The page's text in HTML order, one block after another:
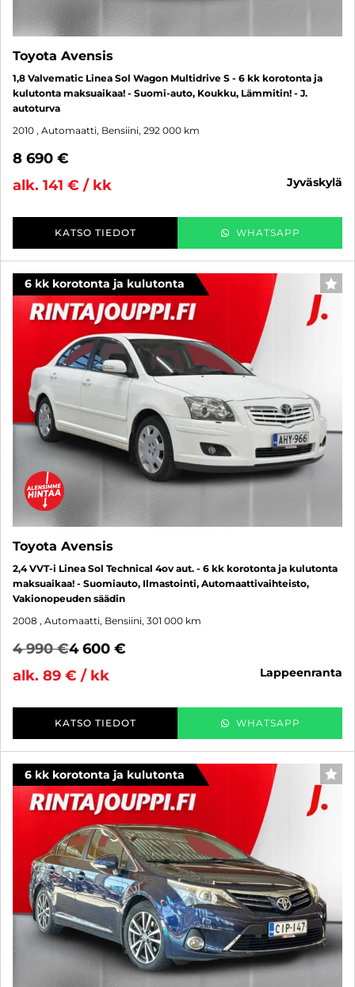
Toyota Avensis
1,8 Valvematic Linea Sol Wagon Multidrive S - 6 kk korotonta ja
kulutonta maksuaikaa! - Suomi-auto, Koukku, Lämmitin! - J.
autoturva
2010 , Automaatti, Bensiini, 292 000 km
8 690 €
alk. 141 € / kk
jyväskylä
KATSO TIEDOT WHATSAPP
6 kk korotonta ja kulutonta
Toyota Avensis
2,4 VVT-i Linea Sol Technical 4ov aut. - 6 kk korotonta ja kulutonta
maksuaikaa! - Suomiauto, Ilmastointi, Automaattivaihteisto,
Vakionopeuden säädin
2008 , Automaatti, Bensiini, 301 000 km
4 990 €4 600 €
alk. 89 € / kk
lappeenranta
KATSO TIEDOT WHATSAPP
6 kk korotonta ja kulutonta